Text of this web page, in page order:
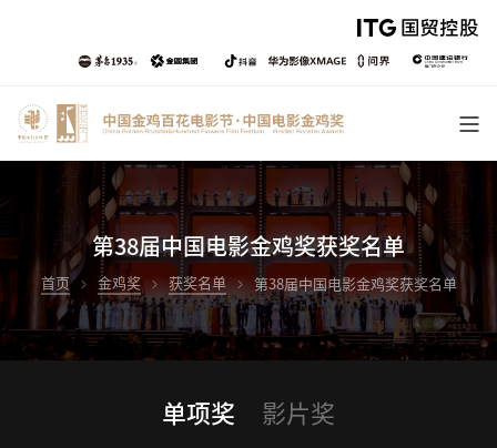
第38届中国电影金鸡奖获奖名单
首页 金鸡奖 获奖名单 第38届中国电影金鸡奖获奖名单
单项奖 影片奖